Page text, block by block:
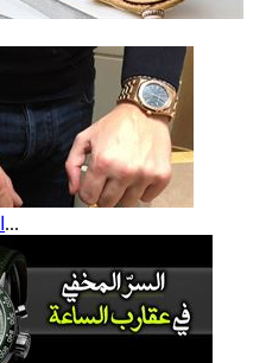
عرض المزيد...